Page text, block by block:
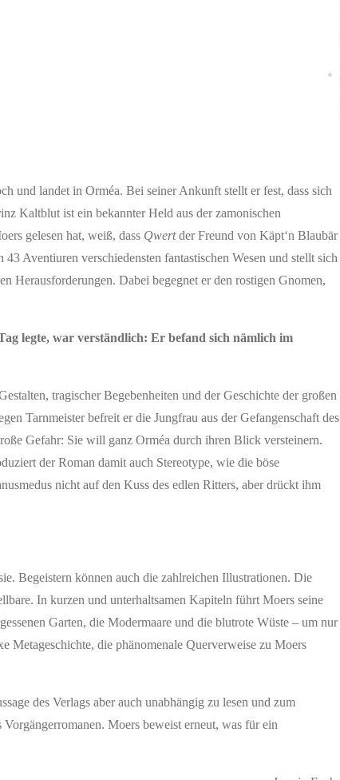
und landet in Orméa. Bei seiner Ankunft stellt er fest, dass sich
Kaltblut ist ein bekannter Held aus der zamonischen
gelesen hat, weiß, dass Qwertder Freund von Käpt‘n Blaubär
43 Aventiuren verschiedensten fantastischen Wesen und stellt sich
Herausforderungen. Dabei begegnet er den rostigen Gnomen,
legte, war verständlich: Er befand sich nämlich im
tragischer Begebenheiten und der Geschichte der großen
Tarnmeister befreit er die Jungfrau aus der Gefangenschaft des
Gefahr: Sie will ganz Orméa durch ihren Blick versteinern.
der Roman damit auch Stereotype, wie die böse
nicht auf den Kuss des edlen Ritters, aber drückt ihm
Begeistern können auch die zahlreichen Illustrationen. Die
In kurzen und unterhaltsamen Kapiteln führt Moers seine
Garten, die Modermaare und die blutrote Wüste – um nur
Metageschichte, die phänomenale Querverweise zu Moers
des Verlags aber auch unabhängig zu lesen und zum
Moers beweist erneut, was für ein